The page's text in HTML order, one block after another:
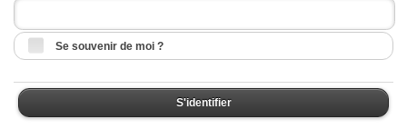
Se souvenir de moi ?
S'identifier